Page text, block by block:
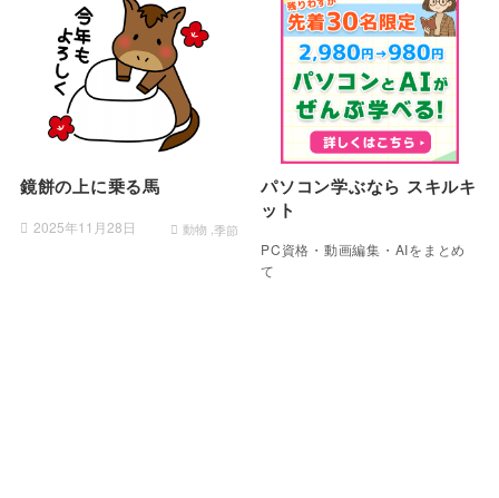
鏡餅の上に乗る馬
2025年11月28日 動物 季節
パソコン学ぶなら スキルキ
ット
PC資格・動画編集・AIをまとめ
て